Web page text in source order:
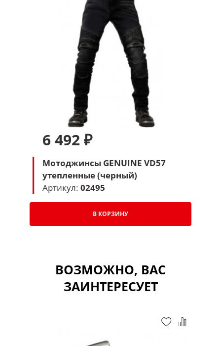
6 492 ₽
Мотоджинсы GENUINE VD57
утепленные (черный)
Артикул: 02495
В КОРЗИНУ
ВОЗМОЖНО, ВАС
ЗАИНТЕРЕСУЕТ